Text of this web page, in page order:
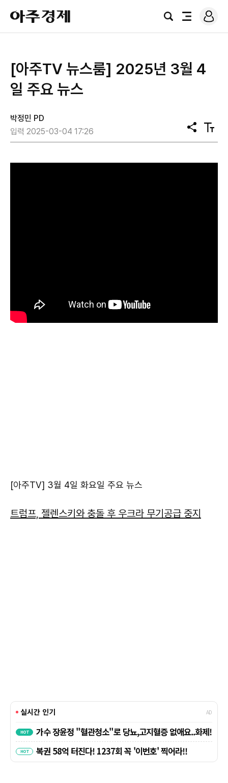
아
주
경
검
전
로
그
[아주TV 뉴스룸] 2025년 3월 4
일 주요 뉴스
박정민 PD
입력 2025-03-04 17:26
공
유
텍
스
기
[아주TV] 3월 4일 화요일 주요 뉴스
트럼프, 젤렌스키와 충돌 후 우크라 무기공급 중지